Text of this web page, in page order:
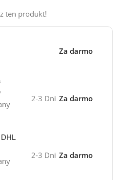
ten produkt!
Za darmo
2-3 Dni Za darmo
2-3 Dni Za darmo